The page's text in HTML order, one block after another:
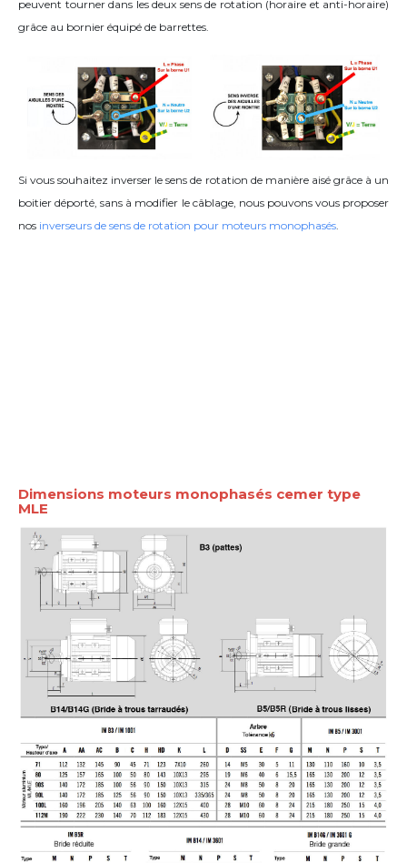
peuvent tourner dans les deux sens de rotation (horaire et anti-horaire)
grâce au bornier équipé de barrettes.
Si vous souhaitez inverser le sens de rotation de manière aisé grâce à un
boitier déporté, sans à modifier le câblage, nous pouvons vous proposer
nos inverseurs de sens de rotation pour moteurs monophasés.
Dimensions moteurs monophasés cemer type
MLE